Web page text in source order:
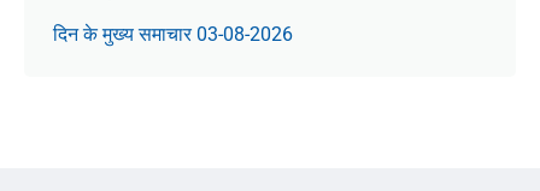
दिन के मुख्य समाचार 03-08-2026